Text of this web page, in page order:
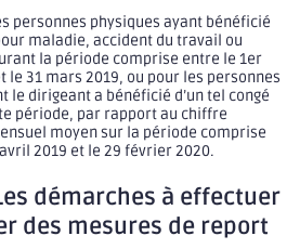
personnes physiques ayant bénéficié
maladie, accident du travail ou
la période comprise entre le 1er
le 31 mars 2019, ou pour les personnes
le dirigeant a bénéficié d’un tel congé
période, par rapport au chiffre
moyen sur la période comprise
2019 et le 29 février 2020.
démarches à effectuer
des mesures de report